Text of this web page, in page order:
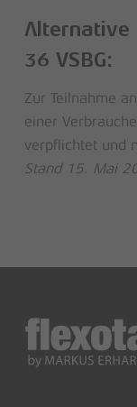
Alternative
36 VSBG:
Zur Teilnahme
einer
verpflichtet und
Stand 15. Mai